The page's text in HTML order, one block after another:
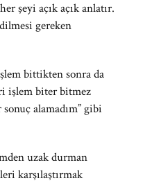
şeyi açık açık anlatır.
gereken
bittikten sonra da
işlem biter bitmez
alamadım” gibi
uzak durman
karşılaştırmak